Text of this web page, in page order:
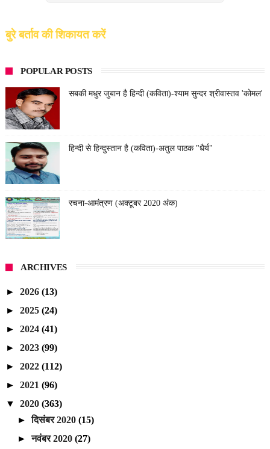
बुरे बर्ताव की शिकायत करें
POPULAR POSTS
सबकी मधुर जुबान है हिन्दी (कविता)-श्याम सुन्दर श्रीवास्तव 'कोमल'
हिन्दी से हिन्दुस्तान है (कविता)-अतुल पाठक "धैर्य"
रचना-आमंत्रण (अक्टूबर 2020 अंक)
ARCHIVES
► 2026 (13)
► 2025 (24)
► 2024 (41)
► 2023 (99)
► 2022 (112)
► 2021 (96)
▼ 2020 (363)
►दिसंबर 2020(15)
►नवंबर 2020(27)